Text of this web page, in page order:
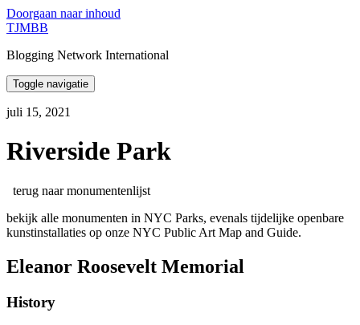
Doorgaan naar inhoud
TJMBB
Blogging Network International
Toggle navigatie
juli 15, 2021
Riverside Park
terug naar monumentenlijst
bekijk alle monumenten in NYC Parks, evenals tijdelijke openbare
kunstinstallaties op onze NYC Public Art Map and Guide.
Eleanor Roosevelt Memorial
History